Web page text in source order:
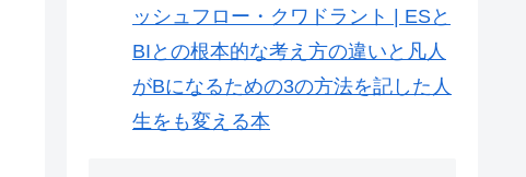
ッシュフロー・クワドラント | ESと
BIとの根本的な考え方の違いと凡人
がBになるための3の方法を記した人
生をも変える本